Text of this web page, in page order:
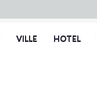
VILLE HOTEL